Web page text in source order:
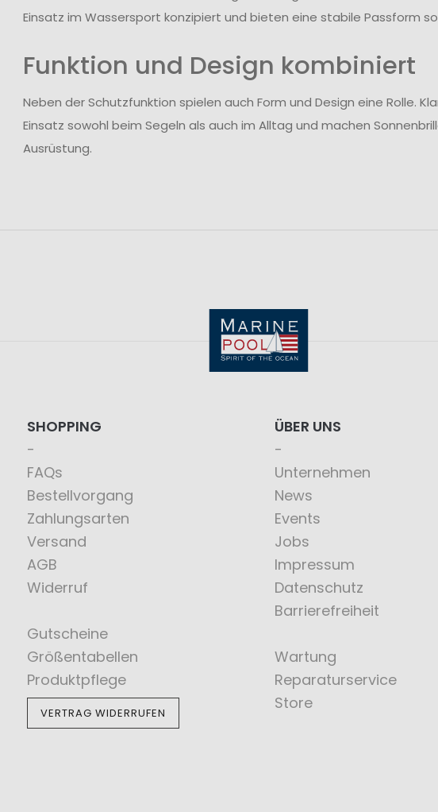
Einsatz im Wassersport konzipiert und bieten eine stabile Passform
Funktion und Design kombiniert
Neben der Schutzfunktion spielen auch Form und Design eine Rolle.
Einsatz sowohl beim Segeln als auch im Alltag und machen
Ausrüstung.
SHOPPING
FAQs
Bestellvorgang
Zahlungsarten
Versand
AGB
Widerruf
Gutscheine
Größentabellen
Produktpflege
VERTRAG WIDERRUFEN
ÜBER UNS
Unternehmen
News
Events
Jobs
Impressum
Datenschutz
Barrierefreiheit
Wartung
Reparaturservice
Store